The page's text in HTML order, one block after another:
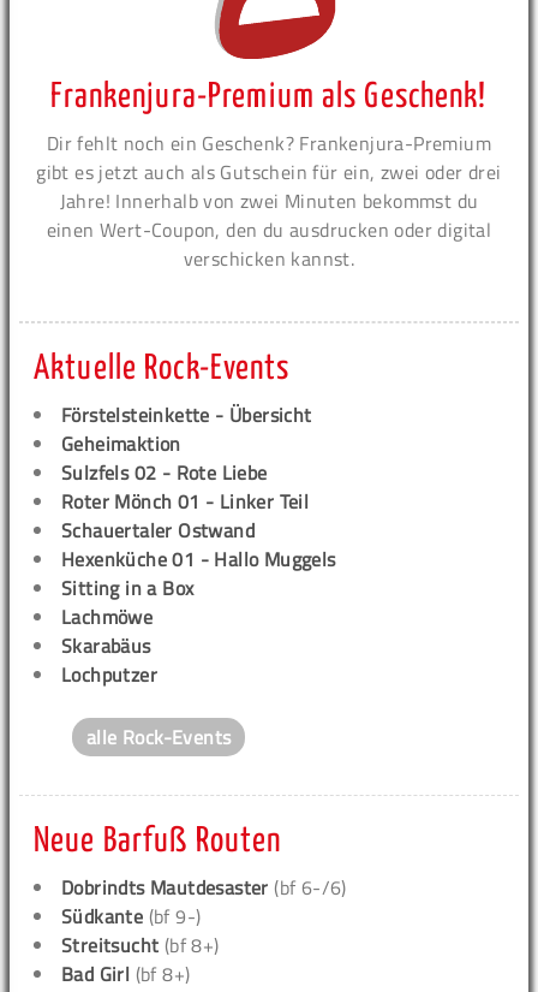
Frankenjura-Premium als Geschenk!
Dir fehlt noch ein Geschenk? Frankenjura-Premium
gibt es jetzt auch als Gutschein für ein, zwei oder drei
Jahre! Innerhalb von zwei Minuten bekommst du
einen Wert-Coupon, den du ausdrucken oder digital
verschicken kannst.
Aktuelle Rock-Events
Förstelsteinkette - Übersicht
Geheimaktion
Sulzfels 02 - Rote Liebe
Roter Mönch 01 - Linker Teil
Schauertaler Ostwand
Hexenküche 01 - Hallo Muggels
Sitting in a Box
Lachmöwe
Skarabäus
Lochputzer
alle Rock-Events
Neue Barfuß Routen
Dobrindts Mautdesaster (bf 6-/6)
Südkante (bf 9-)
Streitsucht (bf 8+)
Bad Girl (bf 8+)